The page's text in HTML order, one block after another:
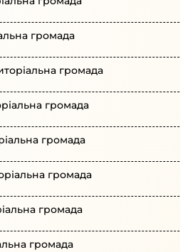
громада
територіальна громада
територіальна громада
територіальна громада
територіальна громада
громада
громада